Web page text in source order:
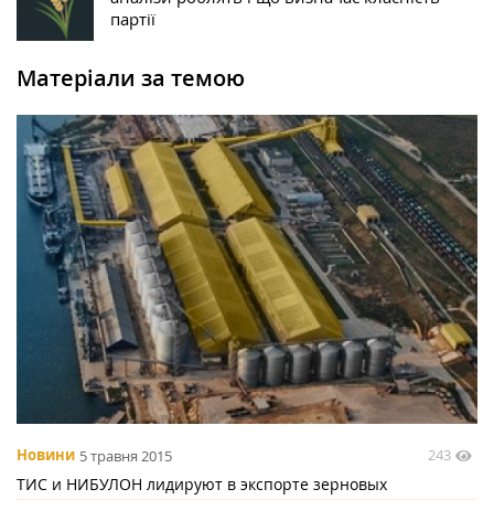
партії
Матеріали за темою
Новини 5 травня 2015 243
ТИС и НИБУЛОН лидируют в экспорте зерновых